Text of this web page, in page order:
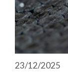
23/12/2025